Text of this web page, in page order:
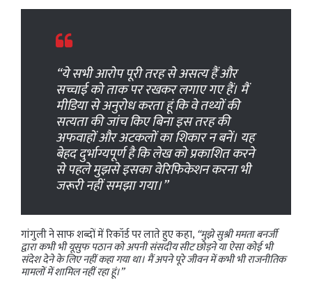
“ये सभी आरोप पूरी तरह से असत्य हैं और
सच्चाई को ताक पर रखकर लगाए गए हैं। मैं
मीडिया से अनुरोध करता हूं कि वे तथ्यों की
सत्यता की जांच किए बिना इस तरह की
अफवाहों और अटकलों का शिकार न बनें। यह
बेहद दुर्भाग्यपूर्ण है कि लेख को प्रकाशित करने
से पहले मुझसे इसका वेरिफिकेशन करना भी
जरूरी नहीं समझा गया।”
गांगुली ने साफ शब्दों में रिकॉर्ड पर लाते हुए कहा, “मुझे सुश्री ममता बनर्जी
द्वारा कभी भी यूसुफ पठान को अपनी संसदीय सीट छोड़ने या ऐसा कोई भी
संदेश देने के लिए नहीं कहा गया था। मैं अपने पूरे जीवन में कभी भी राजनीतिक
मामलों में शामिल नहीं रहा हूं।”